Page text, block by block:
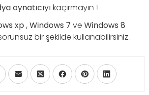
oynatıcıyıkaçırmayın !
xp , Windows 7 ve Windows 8
bir şekilde kullanabilirsiniz.